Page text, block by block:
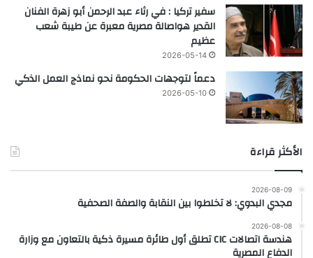
سفير تركيا : في رثاء عبد الرحمن أبو زهرة الفنان
القدير هواصالة مصرية معبرة عن طيبة شعب
عظيم
2026-05-14
دعماً لتوجهات الحكومة نحو نماذج العمل الذكي
2026-05-10
الأكثر قراءة
2026-08-09
مجدي البدوي: لا تخلطوا بين النقابة والصفة الصحفية
2026-08-08
هندسة اتصالات CIC تطلق أول طائرة مسيرة ذكية بالتعاون مع وزارة
الدفاع المصرية